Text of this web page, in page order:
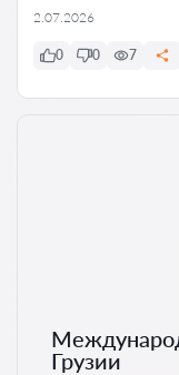
2.07.2026
0 0 7
Грузии